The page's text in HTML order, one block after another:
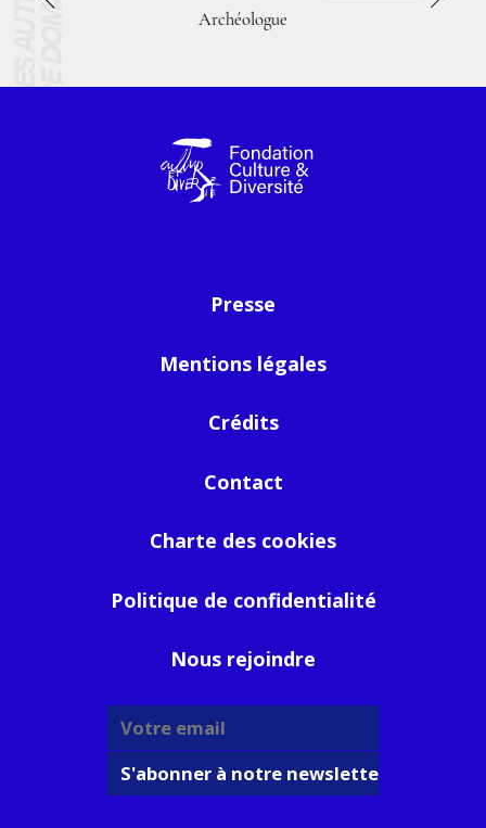
Archéologue
Presse
Mentions légales
Crédits
Contact
Charte des cookies
Politique de confidentialité
Nous rejoindre